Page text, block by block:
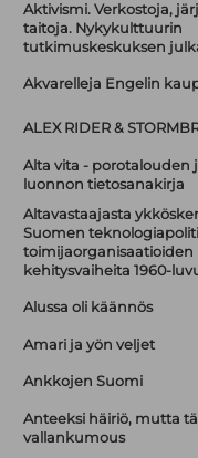
Aktivismi. Verkostoja,
taitoja. Nykykulttuurin
tutkimuskeskuksen
Akvarelleja Engelin
ALEX RIDER &
Alta vita - porotalouden
luonnon tietosanakirja
Altavastaajasta
Suomen
toimijaorganisaatioiden
kehitysvaiheita 1960-
Alussa oli käännös
Amari ja yön veljet
Ankkojen Suomi
Anteeksi häiriö, mutta
vallankumous